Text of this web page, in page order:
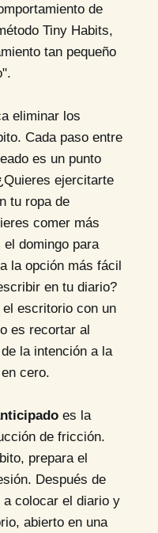
de
Tiny Habits,
tan pequeño
eliminar los
Cada paso entre
es un punto
ejercitarte
tu ropa de
comer más
domingo para
la opción más fácil
en tu diario?
escritorio con un
es recortar al
la intención a la
cero.
es la
de fricción.
prepara el
Después de
colocar el diario y
abierto en una